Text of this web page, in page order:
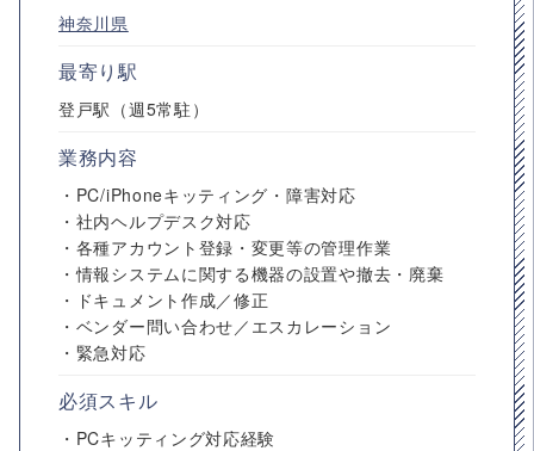
神奈川県
最寄り駅
登戸駅（週5常駐）
業務内容
・PC/iPhoneキッティング・障害対応
・社内ヘルプデスク対応
・各種アカウント登録・変更等の管理作業
・情報システムに関する機器の設置や撤去・廃棄
・ドキュメント作成／修正
・ベンダー問い合わせ／エスカレーション
・緊急対応
必須スキル
・PCキッティング対応経験